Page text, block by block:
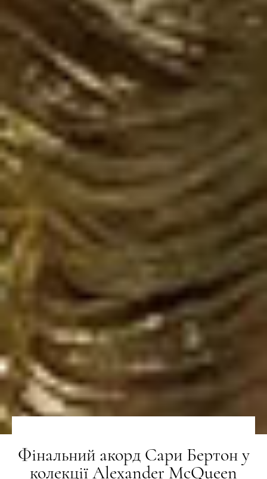
Фінальний акорд Сари Бертон у
колекції Alexander McQueen